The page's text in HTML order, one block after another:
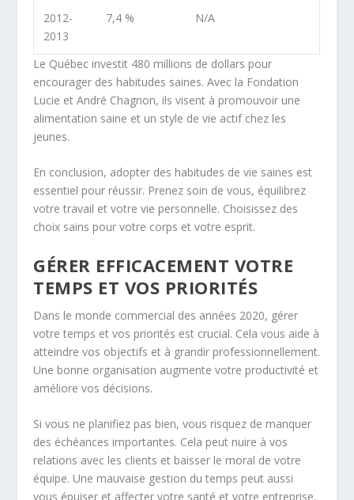
2012-
2013
7,4 % N/A
Le Québec investit 480 millions de dollars pour
encourager des habitudes saines. Avec la Fondation
Lucie et André Chagnon, ils visent à promouvoir une
alimentation saine et un style de vie actif chez les
jeunes.
En conclusion, adopter des habitudes de vie saines est
essentiel pour réussir. Prenez soin de vous, équilibrez
votre travail et votre vie personnelle. Choisissez des
choix sains pour votre corps et votre esprit.
GÉRER EFFICACEMENT VOTRE
TEMPS ET VOS PRIORITÉS
Dans le monde commercial des années 2020, gérer
votre temps et vos priorités est crucial. Cela vous aide à
atteindre vos objectifs et à grandir professionnellement.
Une bonne organisation augmente votre productivité et
améliore vos décisions.
Si vous ne planifiez pas bien, vous risquez de manquer
des échéances importantes. Cela peut nuire à vos
relations avec les clients et baisser le moral de votre
équipe. Une mauvaise gestion du temps peut aussi
vous épuiser et affecter votre santé et votre entreprise.